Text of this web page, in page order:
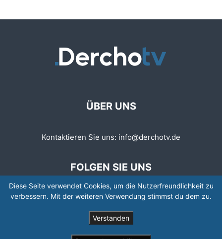
ÜBER UNS
Kontaktieren Sie uns: info@derchotv.de
FOLGEN SIE UNS
Diese Seite verwendet Cookies, um die Nutzerfreundlichkeit zu
verbessern. Mit der weiteren Verwendung stimmst du dem zu.
Verstanden